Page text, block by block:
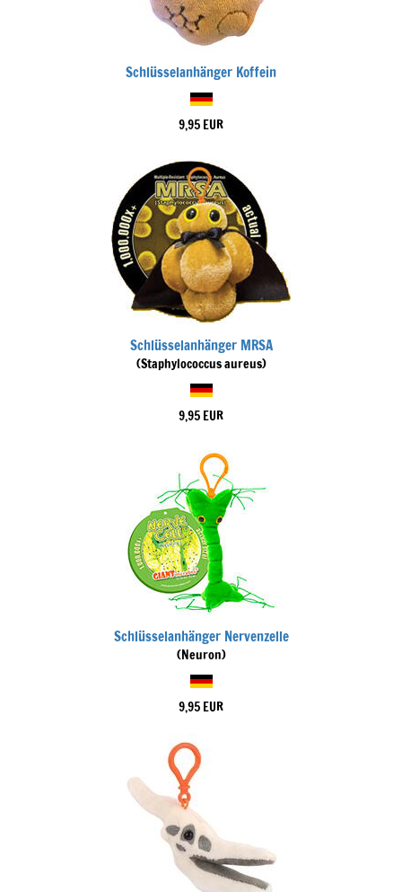
Schlüsselanhänger Koffein
9,95 EUR
Schlüsselanhänger MRSA
(Staphylococcus aureus)
9,95 EUR
Schlüsselanhänger Nervenzelle
(Neuron)
9,95 EUR